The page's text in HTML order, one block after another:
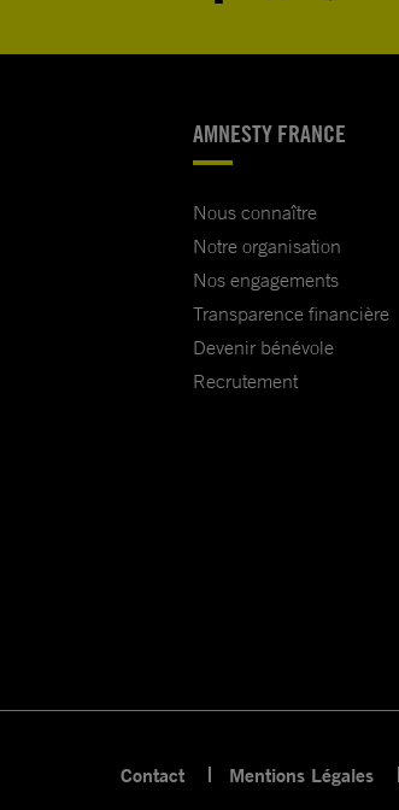
AMNESTY FRANCE
Nous connaître
Notre organisation
Nos engagements
Transparence financière
Devenir bénévole
Recrutement
Contact Mentions Légales